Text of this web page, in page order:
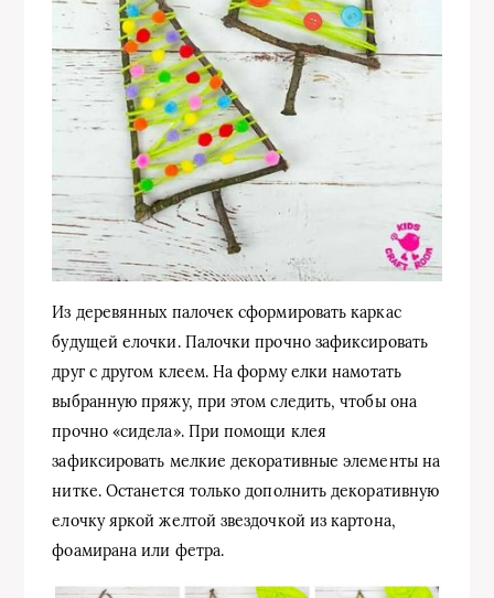
Из деревянных палочек сформировать каркас
будущей елочки. Палочки прочно зафиксировать
друг с другом клеем. На форму елки намотать
выбранную пряжу, при этом следить, чтобы она
прочно «сидела». При помощи клея
зафиксировать мелкие декоративные элементы на
нитке. Останется только дополнить декоративную
елочку яркой желтой звездочкой из картона,
фоамирана или фетра.